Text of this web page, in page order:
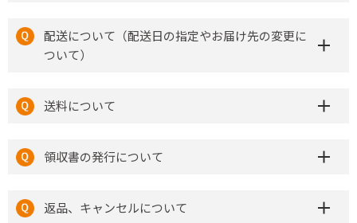
配送について（配送日の指定やお届け先の変更に
ついて）
送料について
領収書の発行について
返品、キャンセルについて